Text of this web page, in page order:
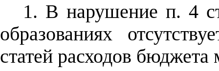
1. В нарушение п. 4
образованиях
статей расходов